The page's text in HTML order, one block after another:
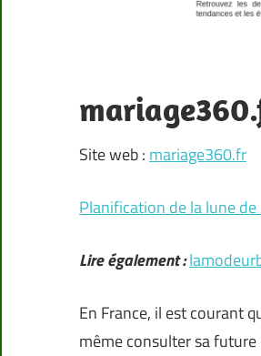
Site web : mariage360.fr
Planification de la lune
Lire également :
En France, il est courant
même consulter sa